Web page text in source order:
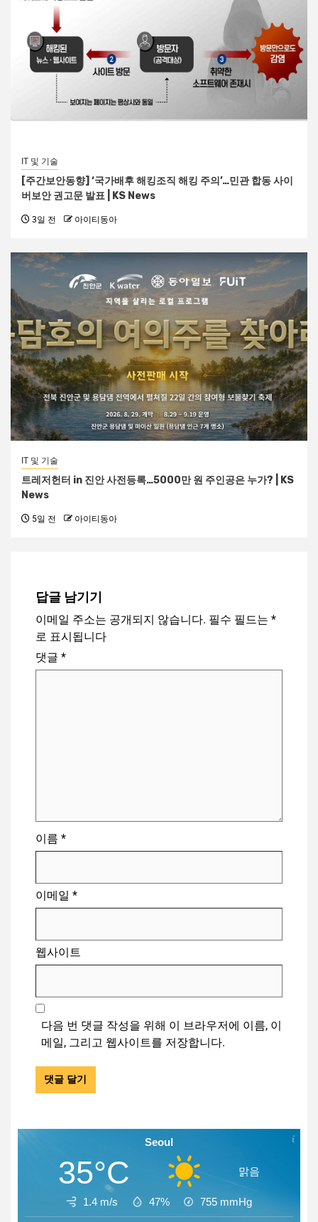
IT 및 기술
[주간보안동향] ‘국가배후 해킹조직 해킹 주의’…민관 합동 사이
버보안 권고문 발표 | KS News
3일 전 아이티동아
IT 및 기술
트레저헌터 in 진안 사전등록…5000만 원 주인공은 누가? | KS
News
5일 전 아이티동아
답글 남기기
이메일 주소는 공개되지 않습니다. 필수 필드는 *
로 표시됩니다
댓글 *
이름 *
이메일 *
웹사이트
다음 번 댓글 작성을 위해 이 브라우저에 이름, 이
메일, 그리고 웹사이트를 저장합니다.
Seoul
35°C 맑음
1.4 m/s 47% 755 mmHg